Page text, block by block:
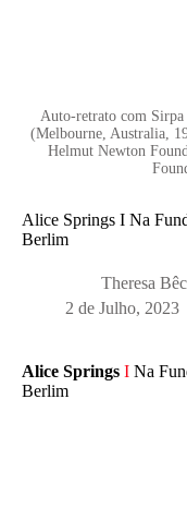
Auto-retrato com
(Melbourne, Australia,
Helmut Newton
Alice Springs I Na
Berlim
Theresa
2 de Julho, 2023
Alice Springs I Na
Berlim